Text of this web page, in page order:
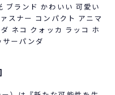
ブランド かわいい 可愛い
スナー コンパクト アニマ
ネコ クォッカ ラッコ ホ
サーパンダ